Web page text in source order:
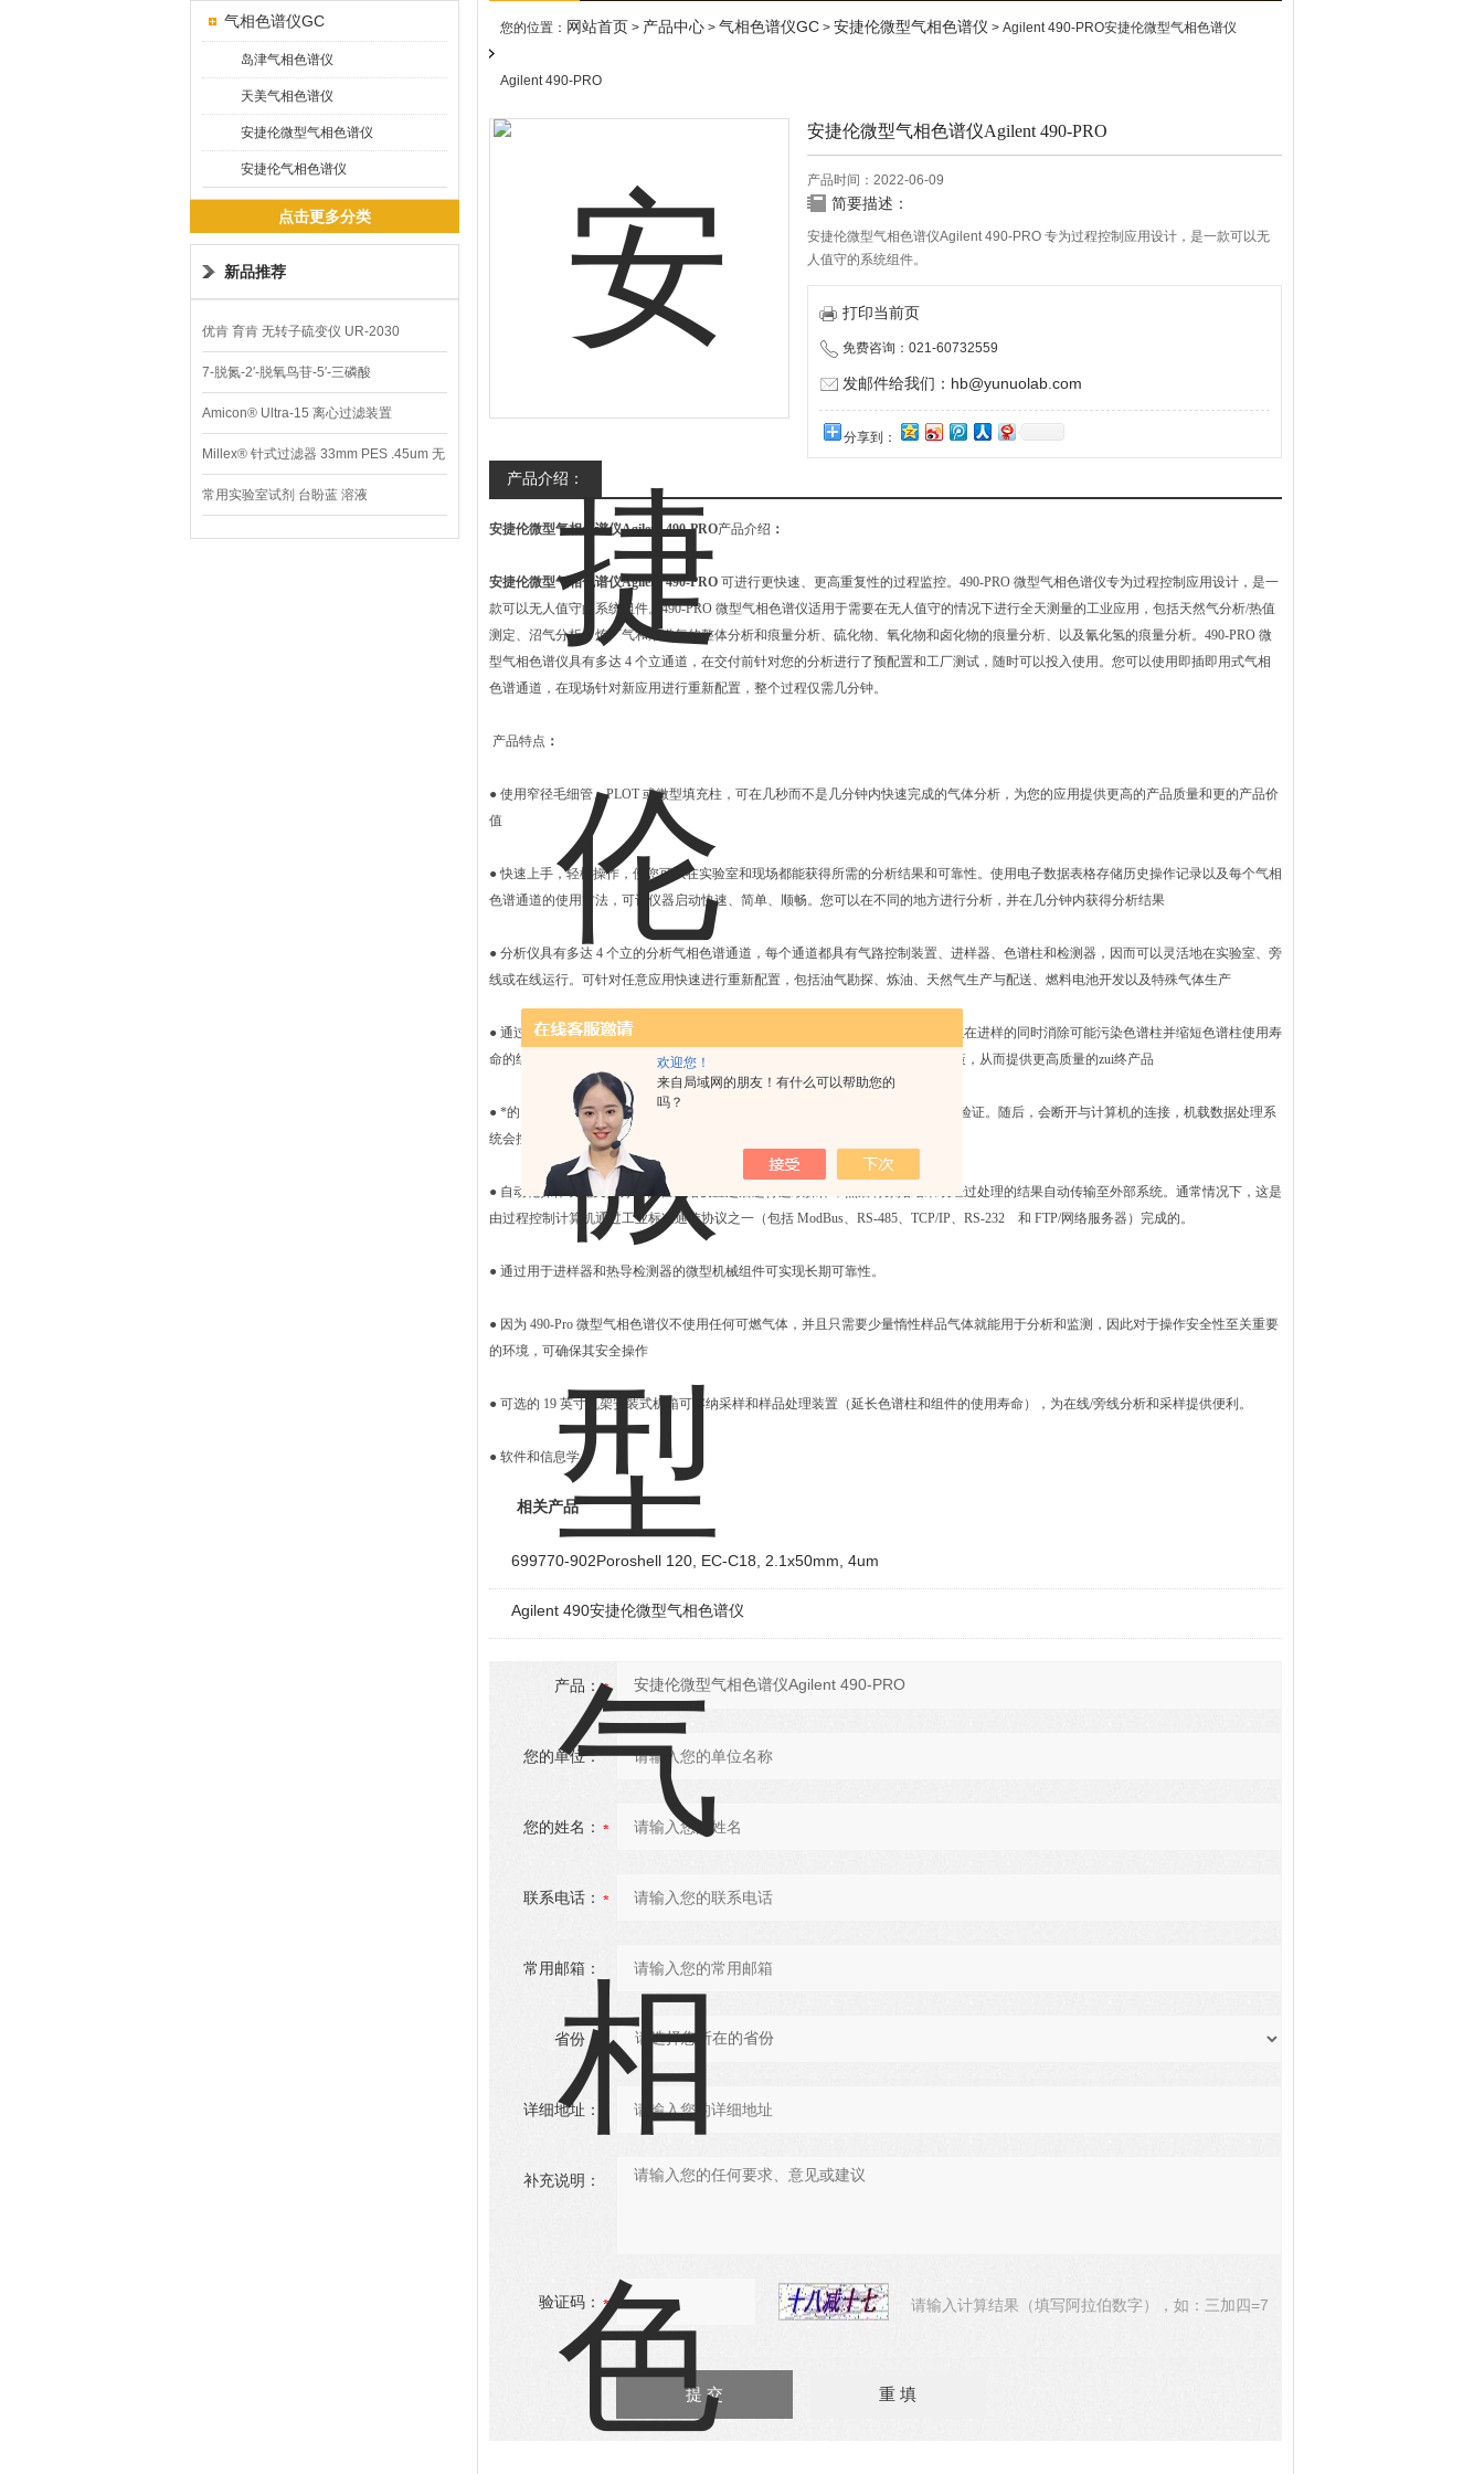
欢迎您！
来自局域网的朋友！有什么可以帮助您的
吗？
气相色谱仪GC
岛津气相色谱仪
天美气相色谱仪
安捷伦微型气相色谱仪
安捷伦气相色谱仪
点击更多分类
新品推荐
优肯 育肯 无转子硫变仪 UR-2030
7-脱氮-2′-脱氧鸟苷-5′-三磷酸
Amicon® Ultra-15 离心过滤装置
Millex® 针式过滤器 33mm PES .45um 无
菌
常用实验室试剂 台盼蓝 溶液
您的位置： 网站首页 > 产品中心 > 气相色谱仪GC > 安捷伦微型气相色谱仪 > Agilent 490-PRO安捷伦微型气相色谱仪
Agilent 490-PRO
安捷伦微型气相色谱仪Agilent 490-PRO
产品时间：2022-06-09
简要描述：
安捷伦微型气相色谱仪Agilent 490-PRO 专为过程控制应用设计，是一款可以无
人值守的系统组件。
打印当前页
免费咨询：021-60732559
发邮件给我们：hb@yunuolab.com
分享到：
产品介绍：
安捷伦微型气相色谱仪Agilent 490-PRO产品介绍 ：
安捷伦微型气相色谱仪Agilent 490-PRO 可进行更快速、更高重复性的过程监控。490-PRO 微型气相色谱仪专为过程控制应用设计，是一
款可以无人值守的系统组件。490-PRO 微型气相色谱仪适用于需要在无人值守的情况下进行全天测量的工业应用，包括天然气分析/热值
测定、沼气分析、炼厂气和烟道气的整体分析和痕量分析、硫化物、氧化物和卤化物的痕量分析、以及氰化氢的痕量分析。490-PRO 微
型气相色谱仪具有多达 4 个立通道，在交付前针对您的分析进行了预配置和工厂测试，随时可以投入使用。您可以使用即插即用式气相
色谱通道，在现场针对新应用进行重新配置，整个过程仅需几分钟。
产品特点 ：
● 使用窄径毛细管、PLOT 或微型填充柱，可在几秒而不是几分钟内快速完成的气体分析，为您的应用提供更高的产品质量和更的产品价
值
● 快速上手，轻松操作，使您可以在实验室和现场都能获得所需的分析结果和可靠性。使用电子数据表格存储历史操作记录以及每个气相
色谱通道的使用方法，可让仪器启动快速、简单、顺畅。您可以在不同的地方进行分析，并在几分钟内获得分析结果
● 分析仪具有多达 4 个立的分析气相色谱通道，每个通道都具有气路控制装置、进样器、色谱柱和检测器，因而可以灵活地在实验室、旁
线或在线运行。可针对任意应用快速进行重新配置，包括油气勘探、炼油、天然气生产与配送、燃料电池开发以及特殊气体生产
● 通过带有时间编程反吹装置的微电子气体控制装置，可增加监测频率，使您可以在进样的同时消除可能污染色谱柱并缩短色谱柱使用寿
命的组分。极快速分析可提供连续的过程监控能力，确保您更快、更好地做出决策，从而提供更高质量的zui终产品
● *的 PROstation 软件使您可以快速设置和优化初始分析方法，对应用进行校正和验证。随后，会断开与计算机的连接，机载数据处理系
统会控制 490-PRO 微型气相色谱仪的全部操作。
● 自动化操作功能支持分析仪在初始设置之后进行连续操作，然后将原始结果或经过处理的结果自动传输至外部系统。通常情况下，这是
由过程控制计算机通过工业标准通信协议之一（包括 ModBus、RS-485、TCP/IP、RS-232 和 FTP/网络服务器）完成的。
● 通过用于进样器和热导检测器的微型机械组件可实现长期可靠性。
● 因为 490-Pro 微型气相色谱仪不使用任何可燃气体，并且只需要少量惰性样品气体就能用于分析和监测，因此对于操作安全性至关重要
的环境，可确保其安全操作
● 可选的 19 英寸机架安装式机箱可容纳采样和样品处理装置（延长色谱柱和组件的使用寿命），为在线/旁线分析和采样提供便利。
● 软件和信息学
相关产品
699770-902Poroshell 120, EC-C18, 2.1x50mm, 4um
Agilent 490安捷伦微型气相色谱仪
产品：
您的单位：
您的姓名：
联系电话：
常用邮箱：
省份：
详细地址：
补充说明：
验证码： 请输入计算结果（填写阿拉伯数字），如：三加四=7